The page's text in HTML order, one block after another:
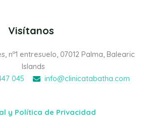
Visítanos
nº1 entresuelo, 07012 Palma, Balearic
Islands
045
info@clinicatabatha.com
y Política de Privacidad